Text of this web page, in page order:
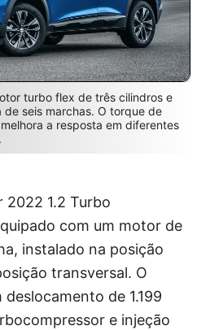
turbo flex de três cilindros e
seis marchas. O torque de
a resposta em diferentes
2022 1.2 Turbo
com um motor de
instalado na posição
transversal. O
de 1.199
e injeção